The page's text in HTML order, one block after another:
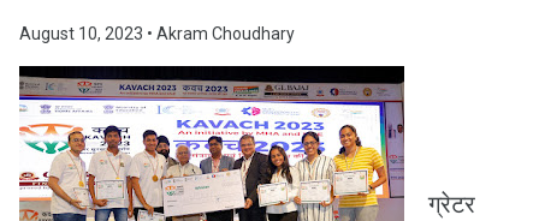
August 10, 2023 • Akram Choudhary
ग्रेटर